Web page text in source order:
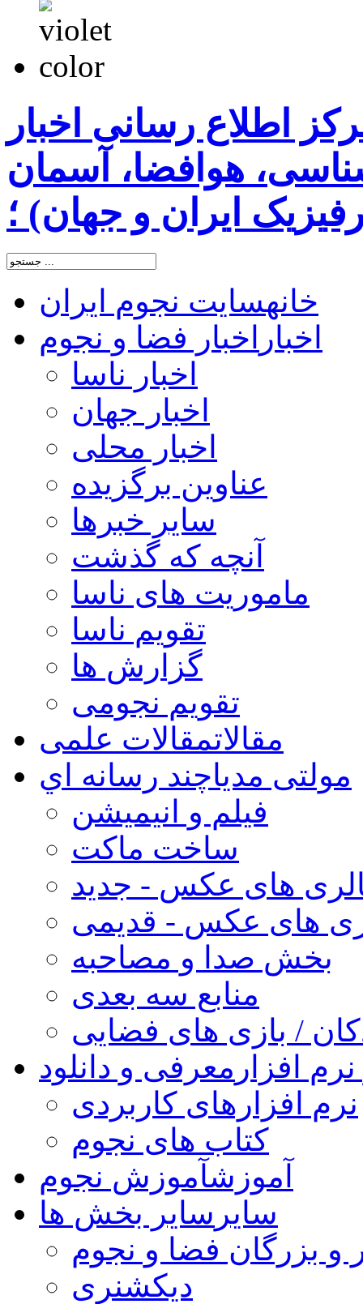
اطلاع رسانی اخبار
هوافضا، آسمان
ایران و جهان) ؛
خانهسایت نجوم ایران
اخبار اخبار فضا و نجوم
اخبار ناسا
اخبار جهان
اخبار محلی
عناوین برگزیده
سایر خبرها
آنچه که گذشت
ماموریت های ناسا
تقویم ناسا
گزارش ها
تقویم نجومی
مقالاتمقالات علمی
مولتی مدیاچند رسانه اي
فیلم و انیمیشن
ساخت ماکت
های عکس - جدید
های عکس - قدیمی
بخش صدا و مصاحبه
منابع سه بعدی
/ بازی های فضایی
افزار معرفی و دانلود
نرم افزارهای کاربردی
کتاب های نجوم
آموزشآموزش نجوم
سایر سایر بخش ها
و بزرگان فضا و نجوم
دیکشنری